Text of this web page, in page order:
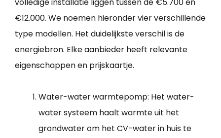
€12.000. We noemen hieronder vier verschillende
type modellen. Het duidelijkste verschil is de
energiebron. Elke aanbieder heeft relevante
eigenschappen en prijskaartje.
Water-water warmtepomp: Het water-
water systeem haalt warmte uit het
grondwater om het CV-water in huis te